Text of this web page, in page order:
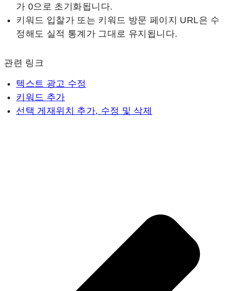
가 0으로 초기화됩니다.
키워드 입찰가 또는 키워드 방문 페이지 URL은 수
정해도 실적 통계가 그대로 유지됩니다.
관련 링크
텍스트 광고 수정
키워드 추가
선택 게재위치 추가, 수정 및 삭제